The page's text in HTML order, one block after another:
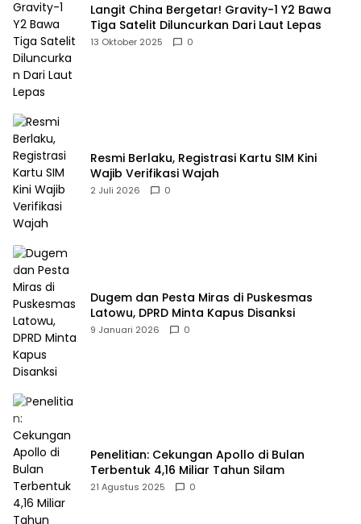
Langit China Bergetar! Gravity-1 Y2 Bawa
Tiga Satelit Diluncurkan Dari Laut Lepas
13 Oktober 2025 0
Resmi Berlaku, Registrasi Kartu SIM Kini
Wajib Verifikasi Wajah
2 Juli 2026 0
Dugem dan Pesta Miras di Puskesmas
Latowu, DPRD Minta Kapus Disanksi
9 Januari 2026 0
Penelitian: Cekungan Apollo di Bulan
Terbentuk 4,16 Miliar Tahun Silam
21 Agustus 2025 0